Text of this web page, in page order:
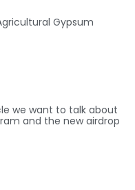
Gypsum
we want to talk about
and the new airdrop